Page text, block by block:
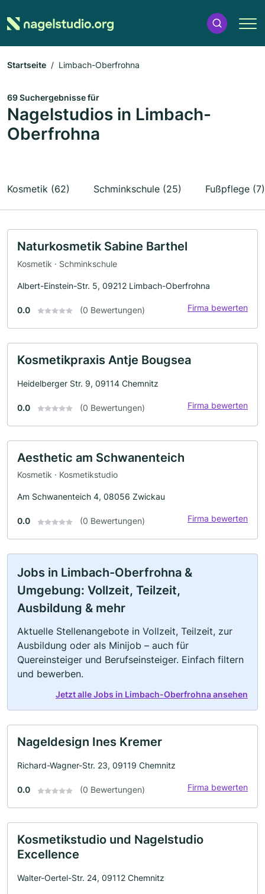
Startseite Limbach-Oberfrohna
69 Suchergebnisse für
Nagelstudios in Limbach-
Oberfrohna
Kosmetik (62) Schminkschule (25) Fußpflege (7)
Naturkosmetik Sabine Barthel
Kosmetik · Schminkschule
Albert-Einstein-Str. 5, 09212 Limbach-Oberfrohna
0.0 (0 Bewertungen) Firma bewerten
Kosmetikpraxis Antje Bougsea
Heidelberger Str. 9, 09114 Chemnitz
0.0 (0 Bewertungen) Firma bewerten
Aesthetic am Schwanenteich
Kosmetik · Kosmetikstudio
Am Schwanenteich 4, 08056 Zwickau
0.0 (0 Bewertungen) Firma bewerten
Jobs in Limbach-Oberfrohna &
Umgebung: Vollzeit, Teilzeit,
Ausbildung & mehr
Aktuelle Stellenangebote in Vollzeit, Teilzeit, zur
Ausbildung oder als Minijob – auch für
Quereinsteiger und Berufseinsteiger. Einfach filtern
und bewerben.
Jetzt alle Jobs in Limbach-Oberfrohna ansehen
Nageldesign Ines Kremer
Richard-Wagner-Str. 23, 09119 Chemnitz
0.0 (0 Bewertungen) Firma bewerten
Kosmetikstudio und Nagelstudio
Excellence
Walter-Oertel-Str. 24, 09112 Chemnitz